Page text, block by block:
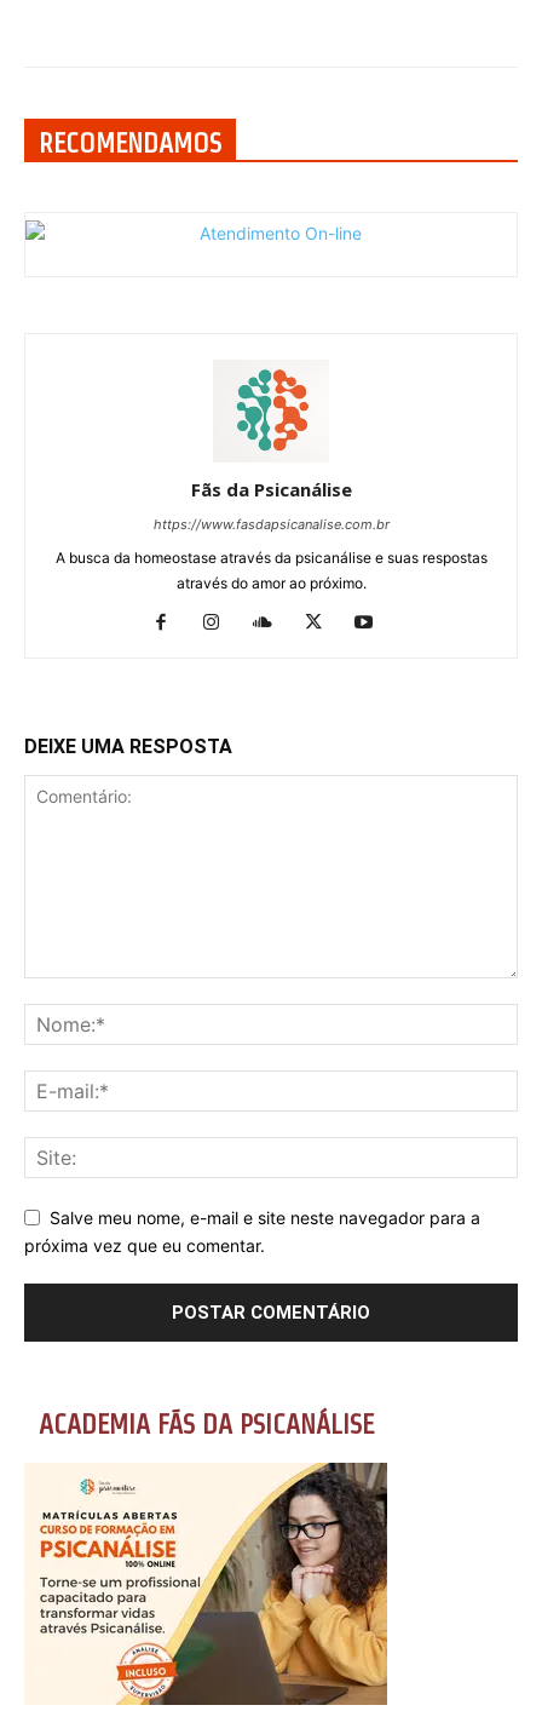
RECOMENDAMOS
Fãs da Psicanálise
https://www.fasdapsicanalise.com.br
A busca da homeostase através da psicanálise e suas respostas
através do amor ao próximo.
DEIXE UMA RESPOSTA
Salve meu nome, e-mail e site neste navegador para a
próxima vez que eu comentar.
ACADEMIA FÃS DA PSICANÁLISE